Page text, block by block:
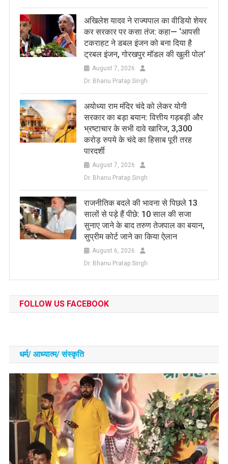
अखिलेश यादव ने राज्यपाल का वीडियो शेयर
कर सरकार पर कसा तंज: कहा— ‘आपसी
टकराहट ने डबल इंजन को बना दिया है
ट्रबल इंजन, गोरखपुर मॉडल की खुली पोल’
August 7, 2026
Dr. Bhanu Pratap Singh
अयोध्या राम मंदिर चंदे को लेकर योगी
सरकार का बड़ा बयान: वित्तीय गड़बड़ी और
भ्रष्टाचार के सभी दावे खारिज, 3,300
करोड़ रुपये के चंदे का हिसाब पूरी तरह
पारदर्शी
August 7, 2026
Dr. Bhanu Pratap Singh
राजनीतिक बदले की भावना से पिछले 13
सालों से पड़े हैं पीछे: 10 साल की सजा
सुनाए जाने के बाद तरुण तेजपाल का बयान,
सुप्रीम कोर्ट जाने का किया ऐलान
August 6, 2026
Dr. Bhanu Pratap Singh
FOLLOW US FACEBOOK
धर्म/ आध्‍यात्‍म/ संस्‍कृति